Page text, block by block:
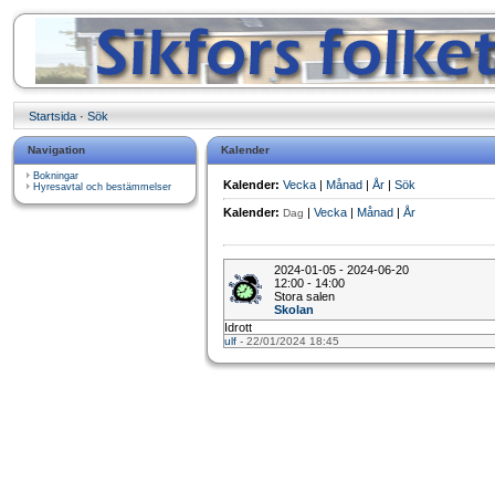
Startsida · Sök
Navigation
Bokningar
Hyresavtal och bestämmelser
Kalender
Kalender: Vecka | Månad | År | Sök
Kalender: Dag | Vecka | Månad | År
2024-01-05 - 2024-06-20
12:00 - 14:00
Stora salen
Skolan
Idrott
ulf - 22/01/2024 18:45